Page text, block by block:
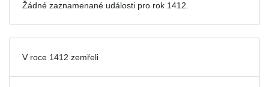
Žádné zaznamenané události pro rok 1412.
V roce 1412 zemřeli